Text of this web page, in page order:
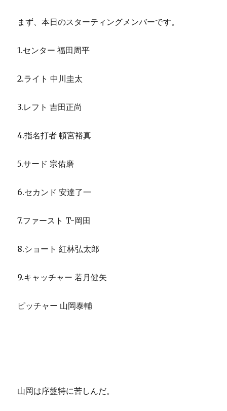
まず、本日のスターティングメンバーです。
1.センター 福田周平
2.ライト 中川圭太
3.レフト 吉田正尚
4.指名打者 頓宮裕真
5.サード 宗佑磨
6.セカンド 安達了一
7.ファースト T-岡田
8.ショート 紅林弘太郎
9.キャッチャー 若月健矢
ピッチャー 山岡泰輔
山岡は序盤特に苦しんだ。